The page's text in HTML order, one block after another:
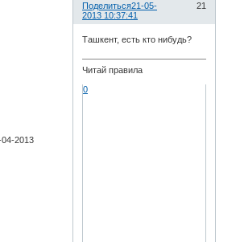
Поделиться 21
21-05-
2013 10:37:41
04-2013
Ташкент, есть кто нибудь?
Читай правила
0